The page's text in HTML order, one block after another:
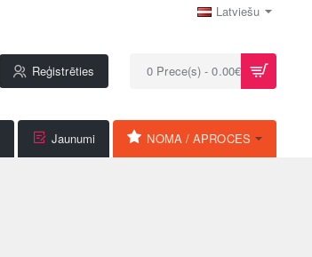
Latviešu
Reģistrēties 0 Prece(s) - 0.00€
Jaunumi NOMA / APROCES